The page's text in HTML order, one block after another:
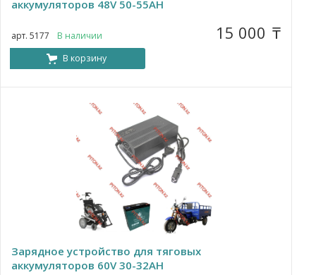
аккумуляторов 48V 50-55AH
арт. 5177 В наличии 15 000 ₸
В корзину
Зарядное устройство для тяговых
аккумуляторов 60V 30-32AH